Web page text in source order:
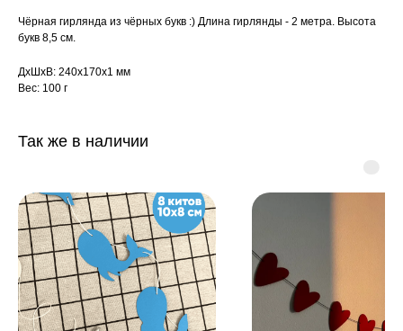
Чёрная гирлянда из чёрных букв :) Длина гирлянды - 2 метра. Высота
букв 8,5 см.
ДxШxВ: 240x170x1 мм
Вес: 100 г
Так же в наличии